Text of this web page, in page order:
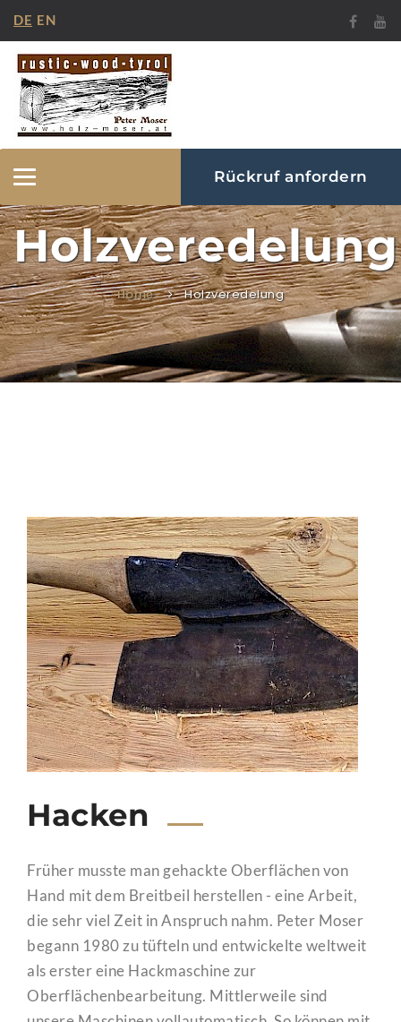
DE EN
Navigation
ein-/ausblenden
Rückruf anfordern
Holzveredelung
Home Holzveredelung
Hacken
Früher musste man gehackte Oberflächen von
Hand mit dem Breitbeil herstellen - eine Arbeit,
die sehr viel Zeit in Anspruch nahm. Peter Moser
begann 1980 zu tüfteln und entwickelte weltweit
als erster eine Hackmaschine zur
Oberflächenbearbeitung. Mittlerweile sind